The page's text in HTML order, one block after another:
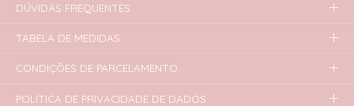
DÚVIDAS FREQUENTES
TABELA DE MEDIDAS
CONDIÇÕES DE PARCELAMENTO
POLÍTICA DE PRIVACIDADE DE DADOS